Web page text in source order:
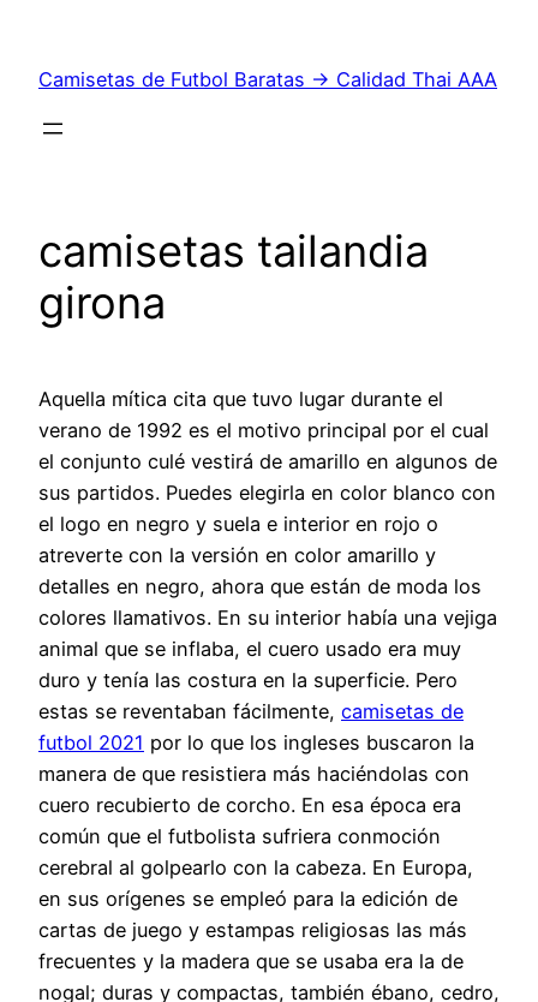
contenido
Camisetas de Futbol Baratas → Calidad Thai AAA
camisetas tailandia
girona
Aquella mítica cita que tuvo lugar durante el
verano de 1992 es el motivo principal por el cual
el conjunto culé vestirá de amarillo en algunos de
sus partidos. Puedes elegirla en color blanco con
el logo en negro y suela e interior en rojo o
atreverte con la versión en color amarillo y
detalles en negro, ahora que están de moda los
colores llamativos. En su interior había una vejiga
animal que se inflaba, el cuero usado era muy
duro y tenía las costura en la superficie. Pero
estas se reventaban fácilmente, camisetas de
futbol 2021 por lo que los ingleses buscaron la
manera de que resistiera más haciéndolas con
cuero recubierto de corcho. En esa época era
común que el futbolista sufriera conmoción
cerebral al golpearlo con la cabeza. En Europa,
en sus orígenes se empleó para la edición de
cartas de juego y estampas religiosas las más
frecuentes y la madera que se usaba era la de
nogal; duras y compactas, también ébano, cedro,